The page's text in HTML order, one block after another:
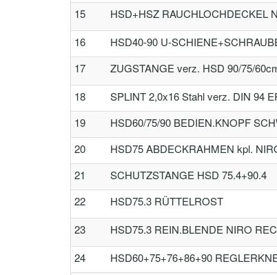
15 HSD+HSZ RAUCHLOCHDECKEL
16 HSD40-90 U-
17 ZUGSTANGE verz. HSD 90/75/
18 SPLINT 2,0x16 Stahl verz. DIN 94
19 HSD60/75/90 BEDIEN.KNOPF
20 HSD75 ABDECKRAHMEN kpl.
21 SCHUTZSTANGE HSD 75.4+90.4
22 HSD75.3 RÜTTELROST
23 HSD75.3 REIN.BLENDE NIRO
24 HSD60+75+76+86+90